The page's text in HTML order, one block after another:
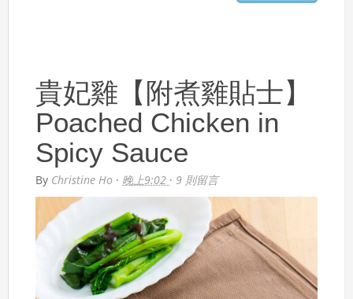
貴妃雞【附煮雞貼士】
Poached Chicken in
Spicy Sauce
By Christine Ho · 晚上9:02 ·9 則留言